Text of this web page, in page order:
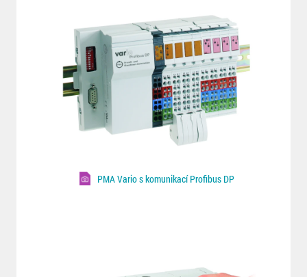
PMA Vario s komunikací Profibus DP